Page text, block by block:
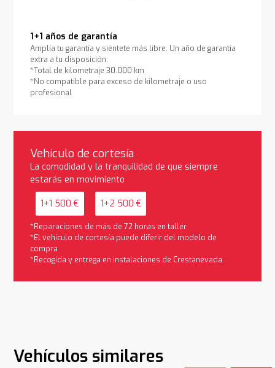
1+1 años de garantía
Amplía tu garantía y siéntete más libre. Un año de garantía
extra a tu disposición.
*Total de kilometraje 30.000 km
*No compatible para exceso de kilometraje o uso
profesional
Vehículo de cortesía
La comodidad y la tranquilidad de que siempre
estarás en movimiento
1+1 500 € 1+2 500 €
*Reparaciones de más de 72 horas en taller
*El vehículo de cortesía puede diferir del modelo de
compra
*Recogida y entrega en instalaciones de Crestanevada
Vehículos similares